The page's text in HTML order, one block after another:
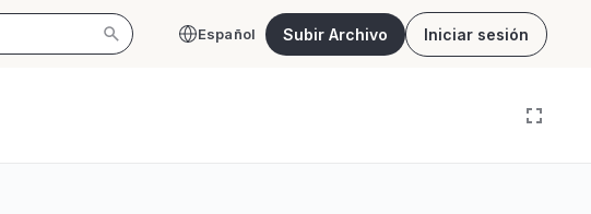
Español Subir Archivo Iniciar sesión